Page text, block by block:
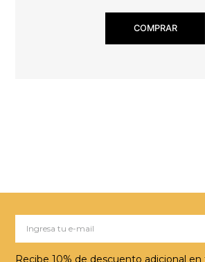
COMPRAR
Recibe 10% de descuento adicional